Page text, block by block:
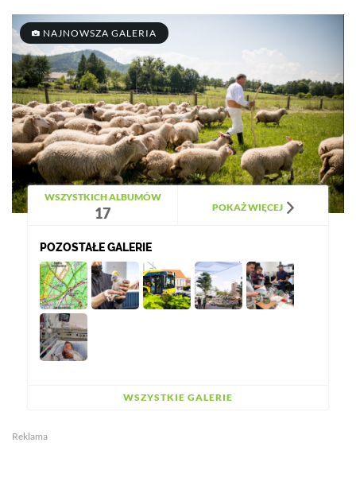
NAJNOWSZA GALERIA
WSZYSTKICH ALBUMÓW
17 POKAŻ WIĘCEJ
POZOSTAŁE GALERIE
WSZYSTKIE GALERIE
Reklama